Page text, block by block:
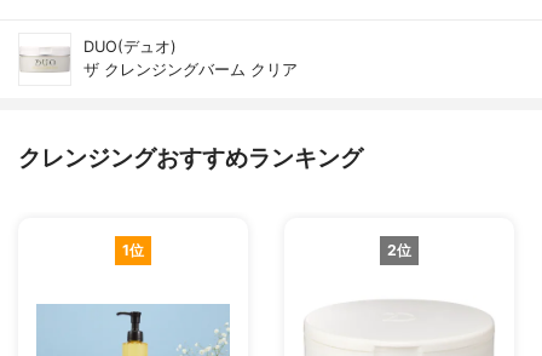
DUO(デュオ)
ザ クレンジングバーム クリア
クレンジングおすすめランキング
1位 2位